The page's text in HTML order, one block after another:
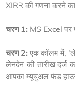
XIRR की गणना करने
चरण 1: MS Excel पर
चरण 2: एक कॉलम में,
लेनदेन की तारीख दर्ज
आपका म्यूचुअल फंड